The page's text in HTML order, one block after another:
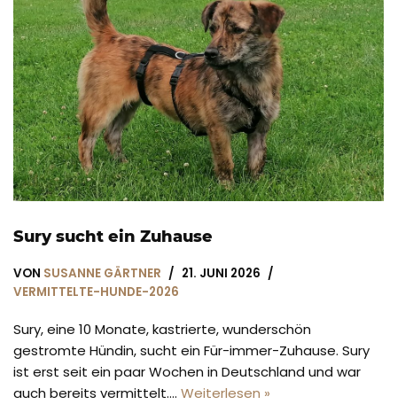
Sury sucht ein Zuhause
VON SUSANNE GÄRTNER
21. JUNI 2026
VERMITTELTE-HUNDE-2026
Sury, eine 10 Monate, kastrierte, wunderschön
gestromte Hündin, sucht ein Für-immer-Zuhause. Sury
ist erst seit ein paar Wochen in Deutschland und war
auch bereits vermittelt.… Weiterlesen »